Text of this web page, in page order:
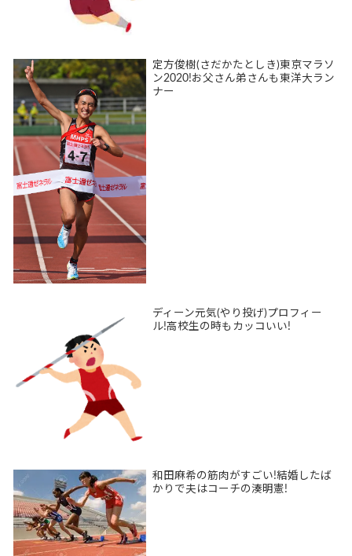
定方俊樹(さだかたとしき)東京マラソ
ン2020!お父さん弟さんも東洋大ラン
ナー
ディーン元気(やり投げ)プロフィー
ル!高校生の時もカッコいい!
和田麻希の筋肉がすごい!結婚したば
かりで夫はコーチの湊明憲!